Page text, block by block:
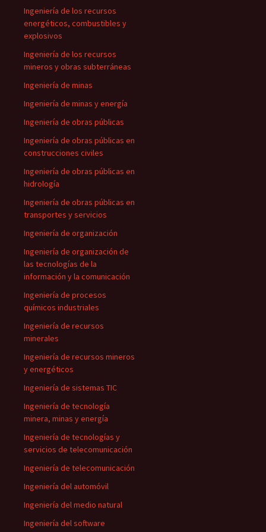
Ingeniería de los recursos
energéticos, combustibles y
explosivos
Ingeniería de los recursos
mineros y obras subterráneas
Ingeniería de minas
Ingeniería de minas y energía
Ingeniería de obras públicas
Ingeniería de obras públicas en
construcciones civiles
Ingeniería de obras públicas en
hidrología
Ingeniería de obras públicas en
transportes y servicios
Ingeniería de organización
Ingeniería de organización de
las tecnologías de la
información y la comunicación
Ingeniería de procesos
químicos industriales
Ingeniería de recursos
minerales
Ingeniería de recursos mineros
y energéticos
Ingeniería de sistemas TIC
Ingeniería de tecnología
minera, minas y energía
Ingeniería de tecnologías y
servicios de telecomunicación
Ingeniería de telecomunicación
Ingeniería del automóvil
Ingeniería del medio natural
Ingeniería del software